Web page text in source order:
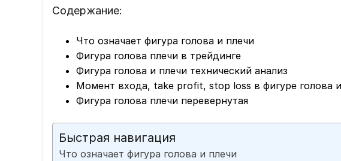
Содержание:
Что означает фигура голова и плечи
Фигура голова плечи в трейдинге
Фигура голова и плечи технический анализ
Момент входа, take profit, stop loss в фигуре голова
Фигура голова плечи перевернутая
Быстрая навигация
Что означает фигура голова и плечи